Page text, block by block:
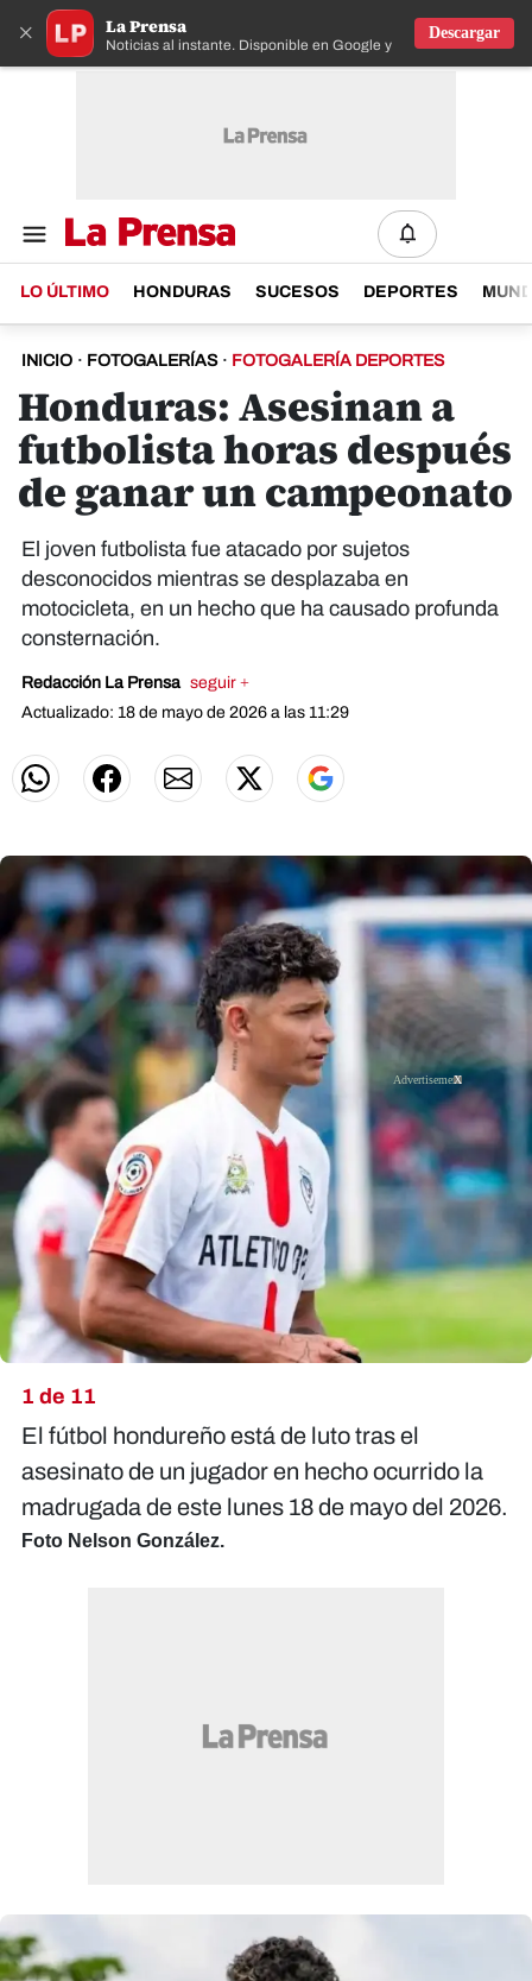
× La Prensa
Noticias al instante. Disponible en Google y IOS
Descargar
LO ÚLTIMO HONDURAS SUCESOS DEPORTES
INICIO · FOTOGALERÍAS · FOTOGALERÍA DEPORTES
Honduras: Asesinan a
futbolista horas después
de ganar un campeonato
El joven futbolista fue atacado por sujetos
desconocidos mientras se desplazaba en
motocicleta, en un hecho que ha causado profunda
consternación.
Redacción La Prensa seguir +
Actualizado: 18 de mayo de 2026 a las 11:29
1 de 11
El fútbol hondureño está de luto tras el
asesinato de un jugador en hecho ocurrido la
madrugada de este lunes 18 de mayo del 2026.
Foto Nelson González.
X